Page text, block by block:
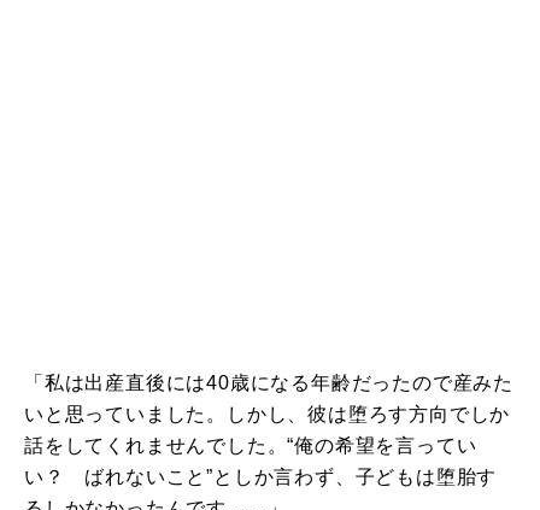
「私は出産直後には40歳になる年齢だったので産みた
いと思っていました。しかし、彼は堕ろす方向でしか
話をしてくれませんでした。“俺の希望を言ってい
い？ ばれないこと”としか言わず、子どもは堕胎す